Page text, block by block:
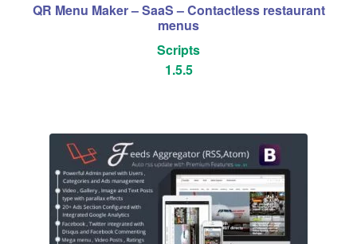
QR Menu Maker – SaaS – Contactless restaurant
menus
Scripts
1.5.5